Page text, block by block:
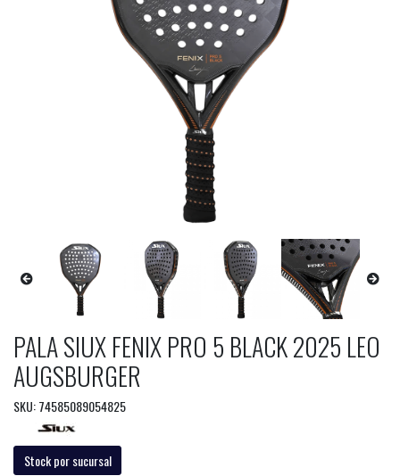
PALA SIUX FENIX PRO 5 BLACK 2025 LEO
AUGSBURGER
SKU: 74585089054825
Stock por sucursal